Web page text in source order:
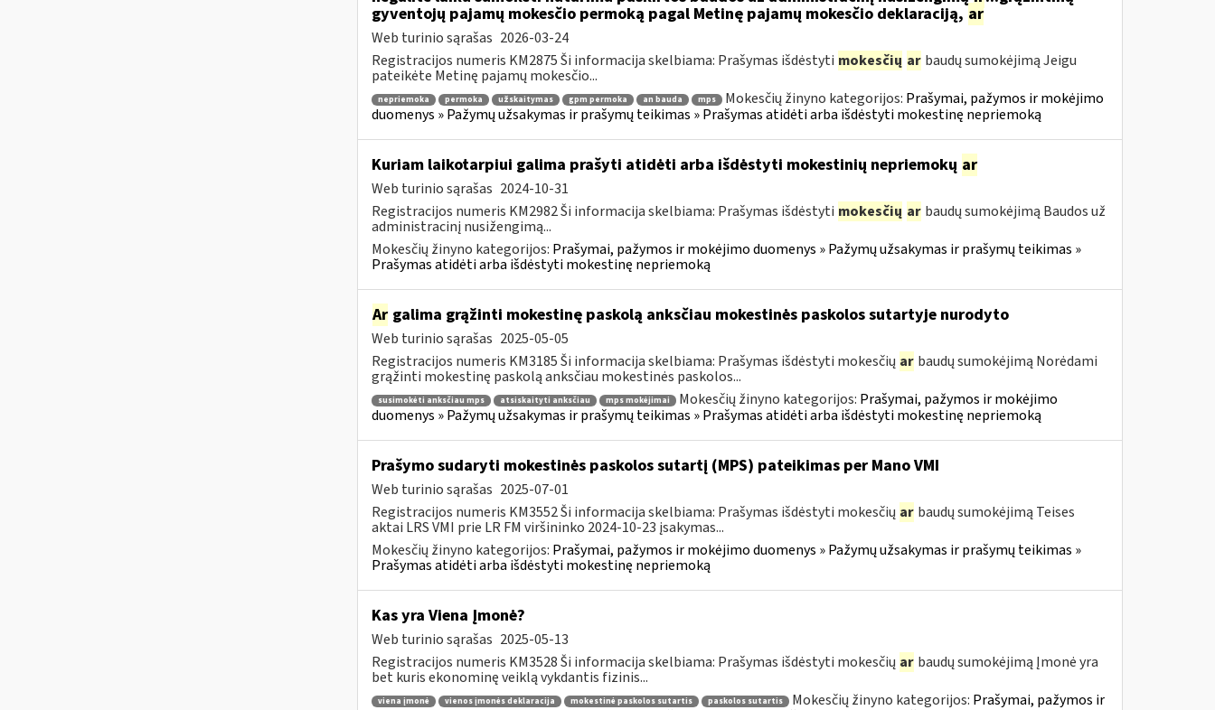
gyventojų pajamų mokesčio permoką pagal Metinę pajamų mokesčio deklaraciją, ar
Web turinio sąrašas 2026-03-24
Registracijos numeris KM2875 Ši informacija skelbiama: Prašymas išdėstyti mokesčių ar baudų sumokėjimą Jeigu
pateikėte Metinę pajamų mokesčio...
nepriemoka permoka užskaitymas gpm permoka an bauda mps Mokesčių žinyno kategorijos: Prašymai, pažymos ir mokėjimo
duomenys » Pažymų užsakymas ir prašymų teikimas » Prašymas atidėti arba išdėstyti mokestinę nepriemoką
Kuriam laikotarpiui galima prašyti atidėti arba išdėstyti mokestinių nepriemokų ar
Web turinio sąrašas 2024-10-31
Registracijos numeris KM2982 Ši informacija skelbiama: Prašymas išdėstyti mokesčių ar baudų sumokėjimą Baudos už
administracinį nusižengimą...
Mokesčių žinyno kategorijos: Prašymai, pažymos ir mokėjimo duomenys » Pažymų užsakymas ir prašymų teikimas »
Prašymas atidėti arba išdėstyti mokestinę nepriemoką
Argalima grąžinti mokestinę paskolą anksčiau mokestinės paskolos sutartyje nurodyto
Web turinio sąrašas 2025-05-05
Registracijos numeris KM3185 Ši informacija skelbiama: Prašymas išdėstyti mokesčių ar baudų sumokėjimą Norėdami
grąžinti mokestinę paskolą anksčiau mokestinės paskolos...
susimokėti anksčiau mps atsiskaityti anksčiau mps mokėjimai Mokesčių žinyno kategorijos: Prašymai, pažymos ir mokėjimo
duomenys » Pažymų užsakymas ir prašymų teikimas » Prašymas atidėti arba išdėstyti mokestinę nepriemoką
Prašymo sudaryti mokestinės paskolos sutartį (MPS) pateikimas per Mano VMI
Web turinio sąrašas 2025-07-01
Registracijos numeris KM3552 Ši informacija skelbiama: Prašymas išdėstyti mokesčių ar baudų sumokėjimą Teises
aktai LRS VMI prie LR FM viršininko 2024-10-23 įsakymas...
Mokesčių žinyno kategorijos: Prašymai, pažymos ir mokėjimo duomenys » Pažymų užsakymas ir prašymų teikimas »
Prašymas atidėti arba išdėstyti mokestinę nepriemoką
Kas yra Viena Įmonė?
Web turinio sąrašas 2025-05-13
Registracijos numeris KM3528 Ši informacija skelbiama: Prašymas išdėstyti mokesčių ar baudų sumokėjimą Įmonė yra
bet kuris ekonominę veiklą vykdantis fizinis...
viena įmonė vienos įmonės deklaracija mokestinė paskolos sutartis paskolos sutartis Mokesčių žinyno kategorijos: Prašymai, pažymos ir